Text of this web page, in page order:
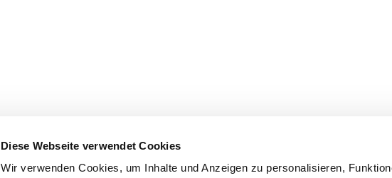
Diese Webseite verwendet Cookies
Wir verwenden Cookies, um Inhalte und Anzeigen zu personalisieren,